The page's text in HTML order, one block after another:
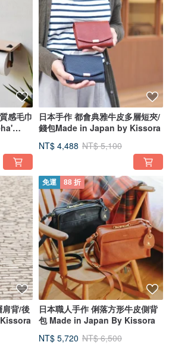
感毛巾
日本手作 都會典雅牛皮多層短夾/
錢包Made in Japan by Kissora
NT$ 4,488 NT$ 5,100
肩背/後
免運 88 折
日本職人手作 俐落方形牛皮側背
包 Made in Japan By Kissora
NT$ 5,720 NT$ 6,500